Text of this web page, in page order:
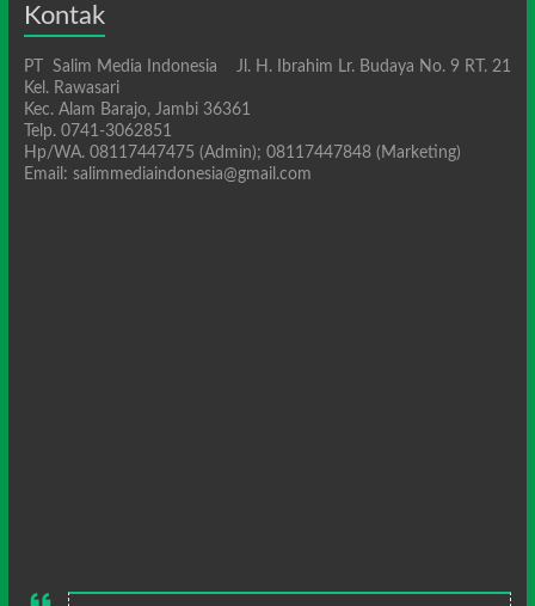
Kontak
PT Salim Media Indonesia Jl. H. Ibrahim Lr. Budaya No. 9 RT. 21
Kel. Rawasari
Kec. Alam Barajo, Jambi 36361
Telp. 0741-3062851
Hp/WA. 08117447475 (Admin); 08117447848 (Marketing)
Email: salimmediaindonesia@gmail.com